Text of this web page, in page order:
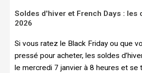
Soldes d'hiver et French Days : les
2026
Si vous ratez le Black Friday ou que
pressé pour acheter, les soldes
le mercredi 7 janvier à 8 heures et se